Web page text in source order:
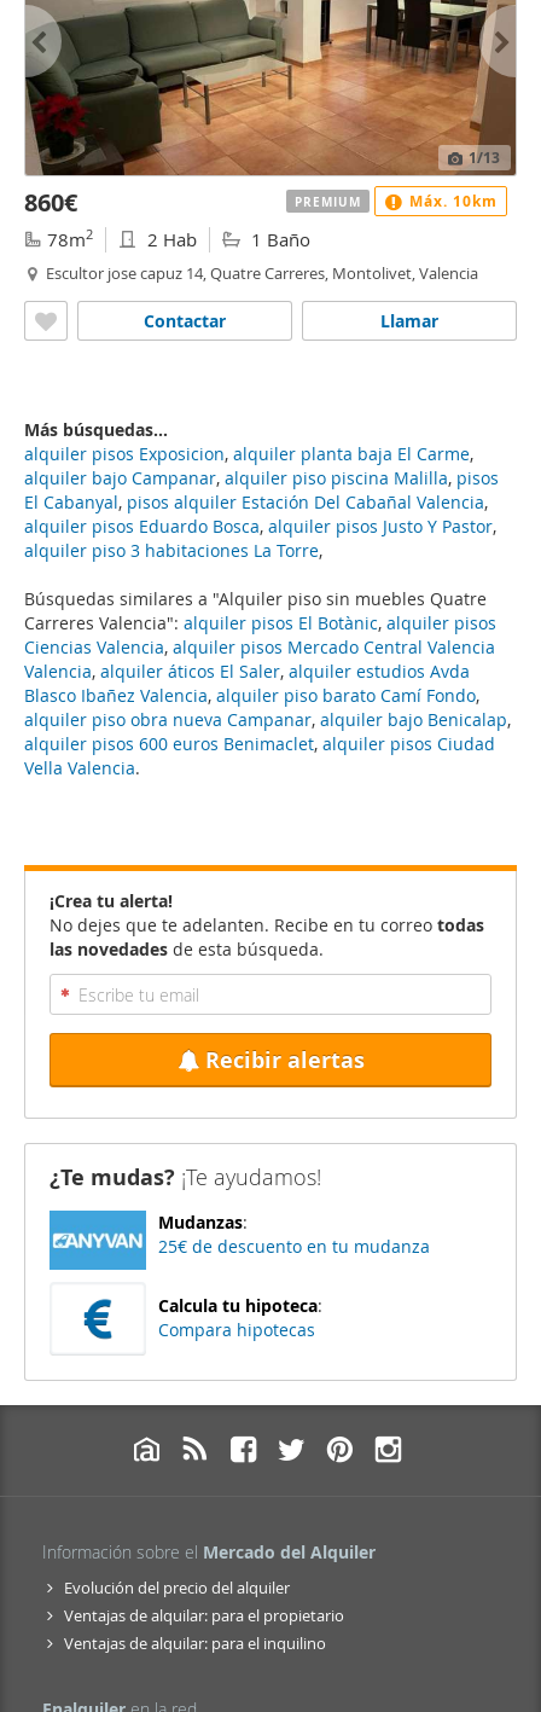
Búsquedas similares a "Alquiler piso sin muebles Quatre
Carreres Valencia": alquiler pisos El Botànic, alquiler pisos
Ciencias Valencia, alquiler pisos Mercado Central Valencia
Valencia, alquiler áticos El Saler, alquiler estudios Avda
Blasco Ibañez Valencia, alquiler piso barato Camí Fondo,
alquiler piso obra nueva Campanar, alquiler bajo Benicalap,
alquiler pisos 600 euros Benimaclet, alquiler pisos Ciudad
Vella Valencia.
1/13
860€
78m2 2 Hab 1 Baño
Escultor jose capuz 14, Quatre Carreres, Montolivet, Valencia
Llamar
Contactar
PREMIUM Máx. 10km
Más búsquedas...
alquiler pisos Exposicion, alquiler planta baja El Carme,
alquiler bajo Campanar, alquiler piso piscina Malilla, pisos
El Cabanyal, pisos alquiler Estación Del Cabañal Valencia,
alquiler pisos Eduardo Bosca, alquiler pisos Justo Y Pastor,
alquiler piso 3 habitaciones La Torre,
¡Crea tu alerta!
No dejes que te adelanten. Recibe en tu correo todas
las novedades de esta búsqueda.
Recibir alertas
¿Te mudas? ¡Te ayudamos!
Mudanzas:
25€ de descuento en tu mudanza
Calcula tu hipoteca:
Compara hipotecas
Información sobre el Mercado del Alquiler
Evolución del precio del alquiler
Ventajas de alquilar: para el propietario
Ventajas de alquilar: para el inquilino